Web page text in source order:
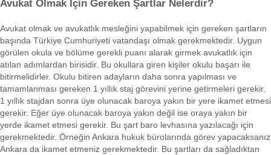
Avukat Olmak İçin Gereken Şartlar Nelerdir?
Avukat olmak ve avukatlık mesleğini yapabilmek için gereken şartların
başında Türkiye Cumhuriyeti vatandaşı olmak gerekmektedir. Uygun
görülen okula ve bölüme gerekli puanı alarak girmek avukatlık için
atılan adımlardan birisidir. Bu okullara giren kişiler okulu başarı ile
bitirmelidirler. Okulu bitiren adayların daha sonra yapılması ve
tamamlanması gereken 1 yıllık staj görevini yerine getirmeleri gerekir.
1 yıllık stajdan sonra üye olunacak baroya yakın bir yere ikamet etmesi
gerekir. Eğer üye olunacak baroya yakın değil ise oraya yakın bir
yerde ikamet etmesi gerekir. Bu şart baro levhasına yazılacağı için
gerekmektedir. Örneğin Ankara hukuk bürolarında görev yapacaksanız
Ankara da ikamet etmeniz gerekmektedir. Bu şartları da sağladıktan